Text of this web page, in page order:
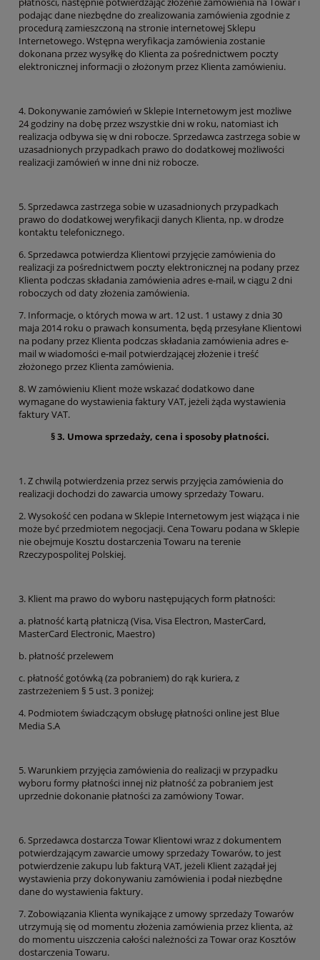
podając dane niezbędne do zrealizowania zamówienia zgodnie z
procedurą zamieszczoną na stronie internetowej Sklepu
Internetowego. Wstępna weryfikacja zamówienia zostanie
dokonana przez wysyłkę do Klienta za pośrednictwem poczty
elektronicznej informacji o złożonym przez Klienta zamówieniu.
4. Dokonywanie zamówień w Sklepie Internetowym jest możliwe
24 godziny na dobę przez wszystkie dni w roku, natomiast ich
realizacja odbywa się w dni robocze. Sprzedawca zastrzega sobie w
uzasadnionych przypadkach prawo do dodatkowej możliwości
realizacji zamówień w inne dni niż robocze.
5. Sprzedawca zastrzega sobie w uzasadnionych przypadkach
prawo do dodatkowej weryfikacji danych Klienta, np. w drodze
kontaktu telefonicznego.
6. Sprzedawca potwierdza Klientowi przyjęcie zamówienia do
realizacji za pośrednictwem poczty elektronicznej na podany przez
Klienta podczas składania zamówienia adres e-mail, w ciągu 2 dni
roboczych od daty złożenia zamówienia.
7. Informacje, o których mowa w art. 12 ust. 1 ustawy z dnia 30
maja 2014 roku o prawach konsumenta, będą przesyłane Klientowi
na podany przez Klienta podczas składania zamówienia adres e-
mail w wiadomości e-mail potwierdzającej złożenie i treść
złożonego przez Klienta zamówienia.
8. W zamówieniu Klient może wskazać dodatkowo dane
wymagane do wystawienia faktury VAT, jeżeli żąda wystawienia
faktury VAT.
§ 3. Umowa sprzedaży, cena i sposoby płatności.
1. Z chwilą potwierdzenia przez serwis przyjęcia zamówienia do
realizacji dochodzi do zawarcia umowy sprzedaży Towaru.
2. Wysokość cen podana w Sklepie Internetowym jest wiążąca i nie
może być przedmiotem negocjacji. Cena Towaru podana w Sklepie
nie obejmuje Kosztu dostarczenia Towaru na terenie
Rzeczypospolitej Polskiej.
3. Klient ma prawo do wyboru następujących form płatności:
a. płatność kartą płatniczą (Visa, Visa Electron, MasterCard,
MasterCard Electronic, Maestro)
b. płatność przelewem
c. płatność gotówką (za pobraniem) do rąk kuriera, z
zastrzeżeniem § 5 ust. 3 poniżej;
4. Podmiotem świadczącym obsługę płatności online jest Blue
Media S.A
5. Warunkiem przyjęcia zamówienia do realizacji w przypadku
wyboru formy płatności innej niż płatność za pobraniem jest
uprzednie dokonanie płatności za zamówiony Towar.
6. Sprzedawca dostarcza Towar Klientowi wraz z dokumentem
potwierdzającym zawarcie umowy sprzedaży Towarów, to jest
potwierdzenie zakupu lub fakturą VAT, jeżeli Klient zażądał jej
wystawienia przy dokonywaniu zamówienia i podał niezbędne
dane do wystawienia faktury.
7. Zobowiązania Klienta wynikające z umowy sprzedaży Towarów
utrzymują się od momentu złożenia zamówienia przez klienta, aż
do momentu uiszczenia całości należności za Towar oraz Kosztów
dostarczenia Towaru.